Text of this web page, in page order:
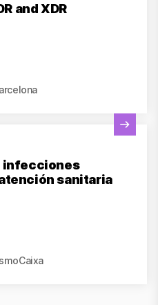
and XDR
infecciones
sanitaria